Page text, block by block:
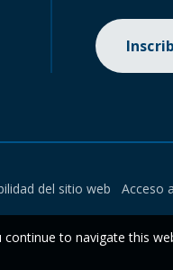
del sitio web Acceso
to navigate this